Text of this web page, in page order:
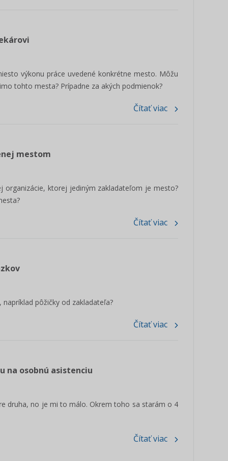
výkonu práce uvedené konkrétne mesto. Môžu
tohto mesta? Prípadne za akých podmienok?
Čítať viac
mestom
organizácie, ktorej jediným zakladateľom je mesto?
Čítať viac
pôžičky od zakladateľa?
Čítať viac
na osobnú asistenciu
druha, no je mi to málo. Okrem toho sa starám o 4
Čítať viac